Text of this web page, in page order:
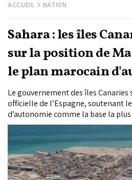
ACCUEIL NATION
Sahara : les îles
sur la position de
le plan marocain
Le gouvernement des îles Canaries
officielle de l’Espagne, soutenant
d’autonomie comme la base la
crédible pour le règlement du
marocain, a affirmé, lundi à Las
président de l’Exécutif, Fernando